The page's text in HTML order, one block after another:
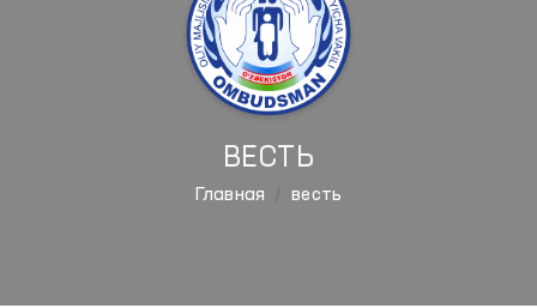
ВЕСТЬ
Главная весть